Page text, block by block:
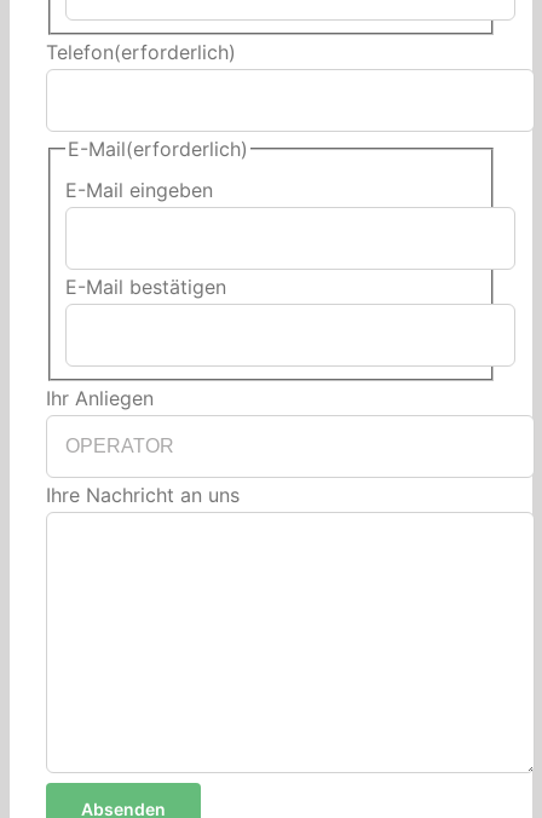
Telefon(erforderlich)
E-Mail(erforderlich)
E-Mail eingeben
E-Mail bestätigen
Ihr Anliegen
Ihre Nachricht an uns